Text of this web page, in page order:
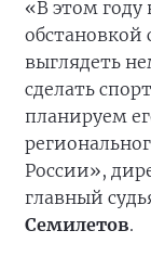
«В этом году
выглядеть
сделать
планируем
России»,
главный
Семилетов.